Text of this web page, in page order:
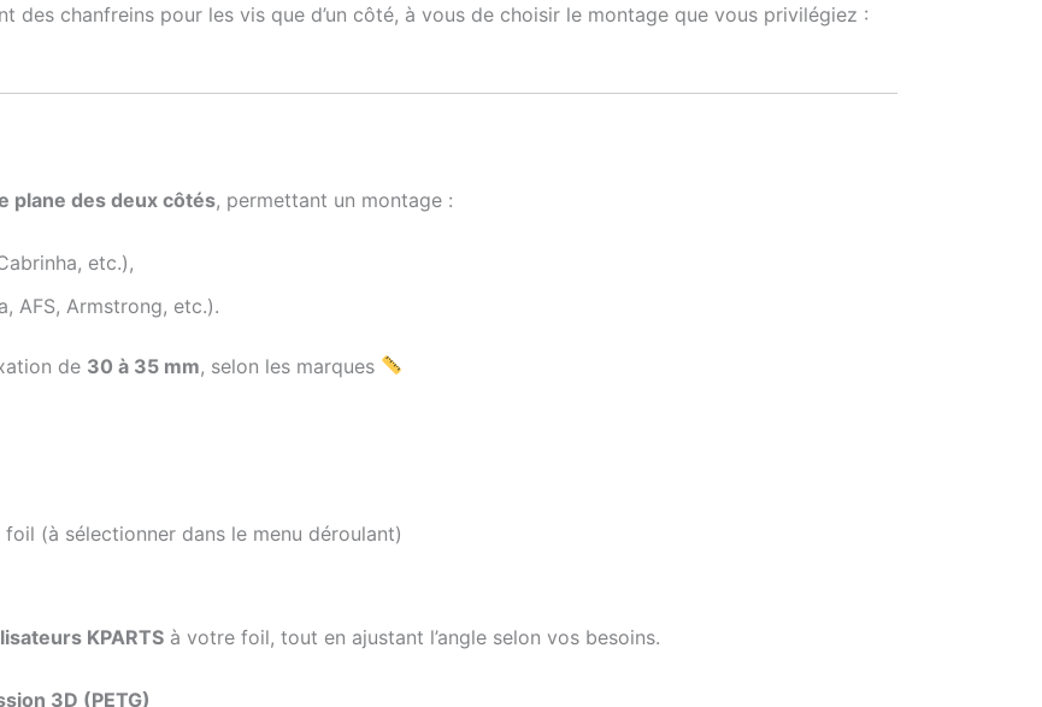
des chanfreins pour les vis que d’un côté, à vous de choisir le montage que vous privilégiez :
plane des deux côtés, permettant un montage :
etc.),
AFS, Armstrong, etc.).
de 30 à 35 mm, selon les marques
(à sélectionner dans le menu déroulant)
KPARTS à votre foil, tout en ajustant l’angle selon vos besoins.
3D (PETG)